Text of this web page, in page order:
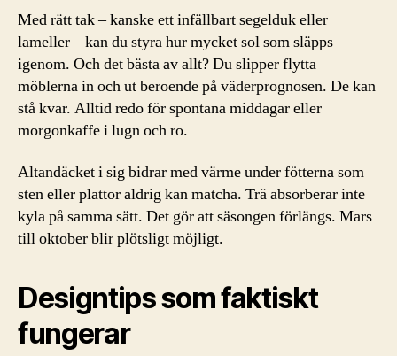
Med rätt tak – kanske ett infällbart segelduk eller
lameller – kan du styra hur mycket sol som släpps
igenom. Och det bästa av allt? Du slipper flytta
möblerna in och ut beroende på väderprognosen. De kan
stå kvar. Alltid redo för spontana middagar eller
morgonkaffe i lugn och ro.
Altandäcket i sig bidrar med värme under fötterna som
sten eller plattor aldrig kan matcha. Trä absorberar inte
kyla på samma sätt. Det gör att säsongen förlängs. Mars
till oktober blir plötsligt möjligt.
Designtips som faktiskt
fungerar